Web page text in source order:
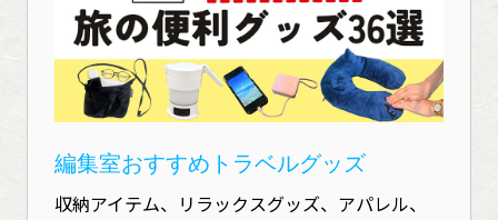
編集室おすすめトラベルグッズ
収納アイテム、リラックスグッズ、アパレル、